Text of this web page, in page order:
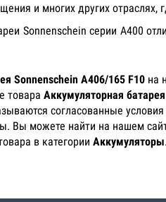
и многих других отраслях,
Sonnenschein серии А400
Sonnenschein A406/165 F10 на
товара Аккумуляторная
согласованные
Вы можете найти на нашем
в категории Аккумуляторы.